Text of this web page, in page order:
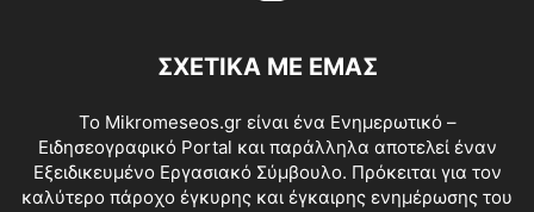
ΣΧΕΤΙΚΑ ΜΕ ΕΜΑΣ
Το Mikromeseos.gr είναι ένα Ενημερωτικό –
Ειδησεογραφικό Portal και παράλληλα αποτελεί έναν
Εξειδικευμένο Εργασιακό Σύμβουλο. Πρόκειται για τον
καλύτερο πάροχο έγκυρης και έγκαιρης ενημέρωσης του